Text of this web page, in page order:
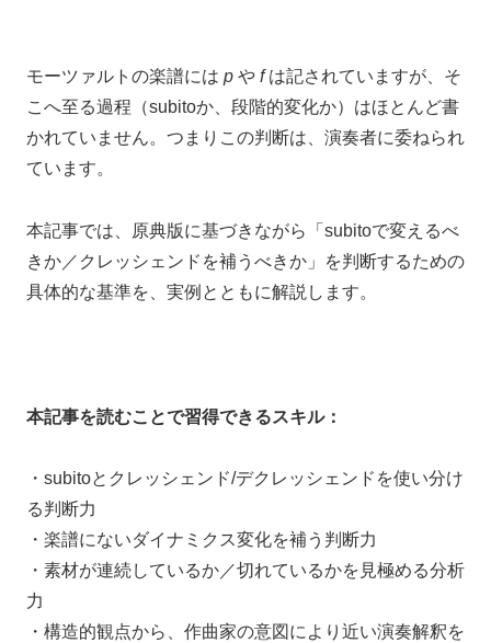
モーツァルトの楽譜には p や fは記されていますが、そ
こへ至る過程（subitoか、段階的変化か）はほとんど書
かれていません。つまりこの判断は、演奏者に委ねられ
ています。
本記事では、原典版に基づきながら「subitoで変えるべ
きか／クレッシェンドを補うべきか」を判断するための
具体的な基準を、実例とともに解説します。
本記事を読むことで習得できるスキル：
・subitoとクレッシェンド/デクレッシェンドを使い分け
る判断力
・楽譜にないダイナミクス変化を補う判断力
・素材が連続しているか／切れているかを見極める分析
力
・構造的観点から、作曲家の意図により近い演奏解釈を